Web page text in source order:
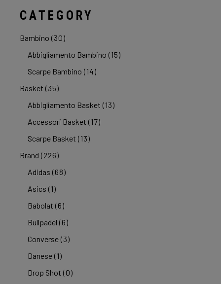
CATEGORY
Bambino (30)
Abbigliamento Bambino (15)
Scarpe Bambino (14)
Basket (35)
Abbigliamento Basket (13)
Accessori Basket (17)
Scarpe Basket (13)
Brand (226)
Adidas (68)
Asics (1)
Babolat (6)
Bullpadel (6)
Converse (3)
Danese (1)
Drop Shot (0)